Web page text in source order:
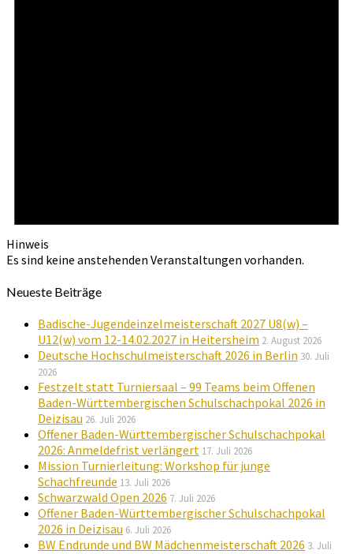
Hinweis
Es sind keine anstehenden Veranstaltungen vorhanden.
Neueste Beiträge
Badische-Jugendeinzelmeisterschaft 2027 U8(w) –
U12(w) vom 12-14.02.2027 in Heitersheim 2. August 2026
Deutsche Hochschulmeisterschaft 2026 in Berlin 30. Juli
2026
Festzelt statt Turniersaal – 99 Teams beim Offenen
Baden-Württembergischen Schulschachpokal 2026 in
Deizisau 26. Juli 2026
Offener Baden-Württembergischer Schulschachpokal
2026: Anmeldefrist verlängert 17. Juli 2026
Mission Turnierleitung: Workshop für junge
Schachfreunde 13. Juli 2026
Schwarzwald Open 2026 7. Juli 2026
Offener Baden-Württembergischer Schulschachpokal
2026 in Deizisau 6. Juli 2026
BW Endrunde und BW Mädchenmeisterschaft 2026 3. Juli